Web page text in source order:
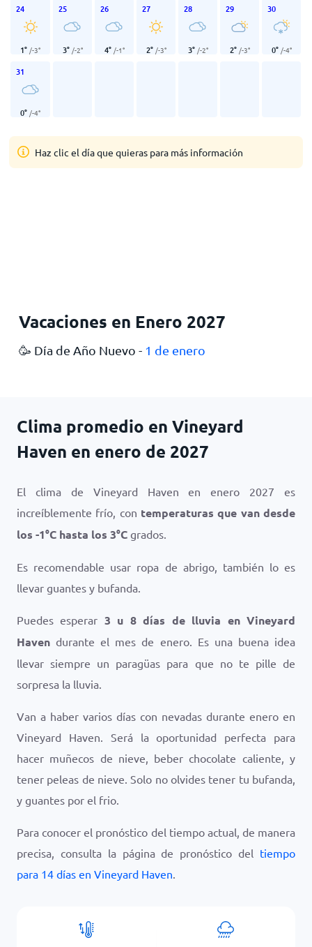
24
1° /-3°
25
3° /-2°
26
4° /-1°
27
2° /-3°
28
3° /-2°
29
2° /-3°
30
0° /-4°
31
0° /-4°
Haz clic el día que quieras para más información
Vacaciones en Enero 2027
🥳 Día de Año Nuevo - 1 de enero
Clima promedio en Vineyard
Haven en enero de 2027
El clima de Vineyard Haven en enero 2027 es
increíblemente frío, con temperaturas que van desde
los -1°C hasta los 3°C grados.
Es recomendable usar ropa de abrigo, también lo es
llevar guantes y bufanda.
Puedes esperar 3 u 8 días de lluvia en Vineyard
Haven durante el mes de enero. Es una buena idea
llevar siempre un paragüas para que no te pille de
sorpresa la lluvia.
Van a haber varios días con nevadas durante enero en
Vineyard Haven. Será la oportunidad perfecta para
hacer muñecos de nieve, beber chocolate caliente, y
tener peleas de nieve. Solo no olvides tener tu bufanda,
y guantes por el frio.
Para conocer el pronóstico del tiempo actual, de manera
precisa, consulta la página de pronóstico del tiempo
para 14 días en Vineyard Haven.